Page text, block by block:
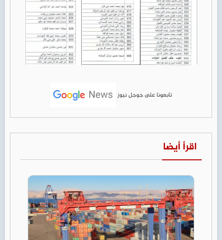
تابعونا على جوجل نيوز
اقرأ أيضا